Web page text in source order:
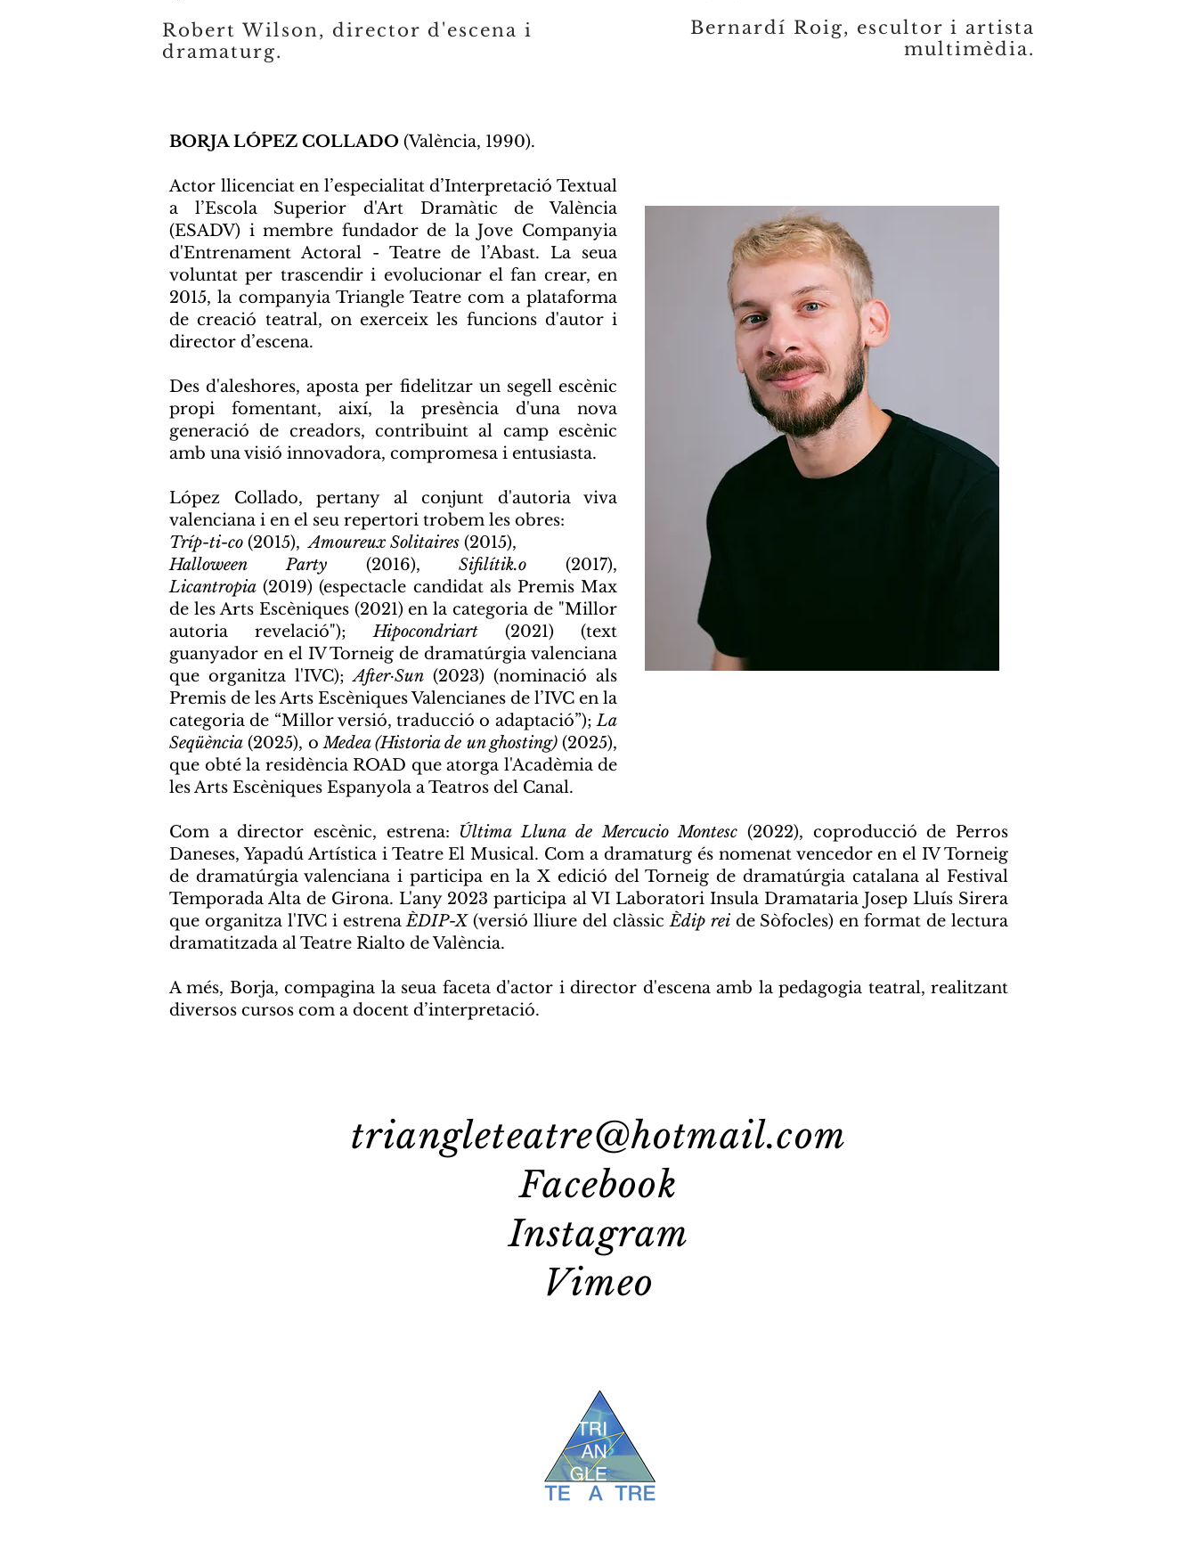
Robert Wilson, director d'escena i
dramaturg.
Bernardí Roig, escultor i artista
multimèdia.
BORJA LÓPEZ COLLADO (València, 1990).
Actor llicenciat en l’especialitat d’Interpretació Textual
a l’Escola Superior d'Art Dramàtic de València
(ESADV) i membre fundador de la Jove Companyia
d'Entrenament Actoral - Teatre de l’Abast. La seua
voluntat per trascendir i evolucionar el fan crear, en
2015, la companyia Triangle Teatre com a plataforma
de creació teatral, on exerceix les funcions d'autor i
director d’escena.
Des d'aleshores, aposta per fidelitzar un segell escènic
propi fomentant, així, la presència d'una nova
generació de creadors, contribuint al camp escènic
amb una visió innovadora, compromesa i entusiasta.
López Collado, pertany al conjunt d'autoria viva
valenciana i en el seu repertori trobem les obres:
Tríp-ti-co (2015),Amoureux Solitaires (2015),
Halloween Party (2016),Sifilítik.o (2017),
Licantropia(2019) (espectacle candidat als Premis Max
de les Arts Escèniques (2021) en la categoria de "Millor
autoria revelació");Hipocondriart (2021) (text
guanyador en el IV Torneig de dramatúrgia valenciana
que organitza l'IVC);After·Sun (2023) (nominació als
Premis de les Arts Escèniques Valencianes de l’IVC en la
categoria de “Millor versió, traducció o adaptació”);La
Seqüència(2025), oMedea (Historia de un ghosting)(2025),
que obté la residència ROAD que atorga l'Acadèmia de
les Arts Escèniques Espanyola a Teatros del Canal.
Com a director escènic, estrena: Última Lluna de Mercucio Montesc (2022), coproducció de Perros
Daneses, Yapadú Artística i Teatre El Musical. Com a dramaturg és nomenat vencedor en el IV Torneig
de dramatúrgia valenciana i participa en la X edició del Torneig de dramatúrgia catalana al Festival
Temporada Alta de Girona. L'any 2023 participa al VI Laboratori Insula Dramataria Josep Lluís Sirera
que organitza l'IVC i estrenaÈDIP-X(versió lliure del clàssicÈdip rei de Sòfocles) en format de lectura
dramatitzada al Teatre Rialto de València.
A més, Borja, compagina la seua faceta d'actor i director d'escena amb la pedagogia teatral, realitzant
diversos cursos com a docent d’interpretació.
triangleteatre@hotmail.com
Facebook
Instagram
Vimeo